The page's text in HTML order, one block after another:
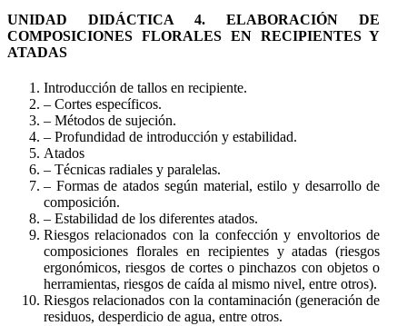
UNIDAD DIDÁCTICA 4. ELABORACIÓN DE
COMPOSICIONES FLORALES EN RECIPIENTES Y
ATADAS
Introducción de tallos en recipiente.
– Cortes específicos.
– Métodos de sujeción.
– Profundidad de introducción y estabilidad.
Atados
– Técnicas radiales y paralelas.
– Formas de atados según material, estilo y desarrollo de
composición.
– Estabilidad de los diferentes atados.
Riesgos relacionados con la confección y envoltorios de
composiciones florales en recipientes y atadas (riesgos
ergonómicos, riesgos de cortes o pinchazos con objetos o
herramientas, riesgos de caída al mismo nivel, entre otros).
Riesgos relacionados con la contaminación (generación de
residuos, desperdicio de agua, entre otros.